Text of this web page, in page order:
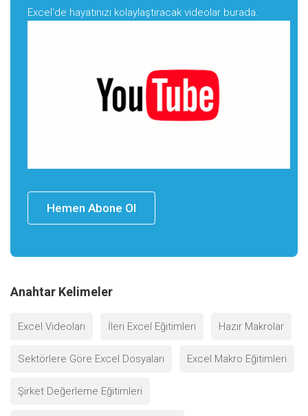
Excel'de hayatınızı kolaylaştıracak videolar burada.
Hemen Abone Ol
Anahtar Kelimeler
Excel Videoları İleri Excel Eğitimleri Hazır Makrolar
Sektörlere Göre Excel Dosyaları Excel Makro Eğitimleri
Şirket Değerleme Eğitimleri